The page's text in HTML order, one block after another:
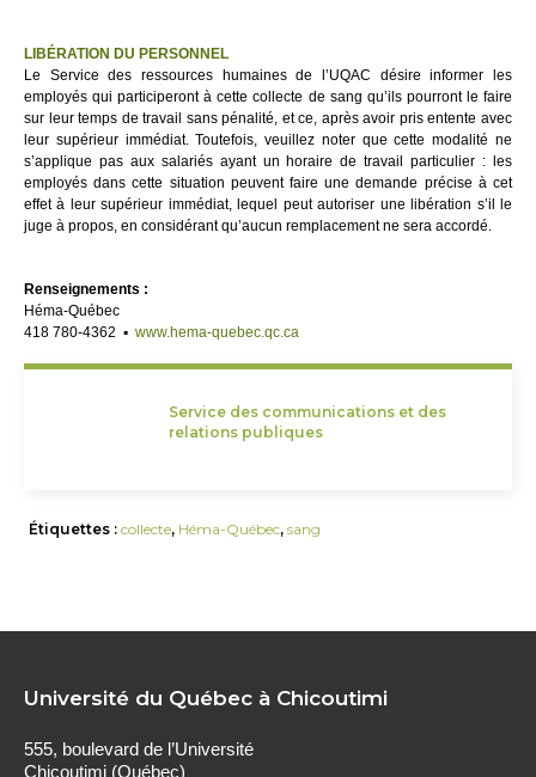
LIBÉRATION DU PERSONNEL
Le Service des ressources humaines de l’UQAC désire informer les
employés qui participeront à cette collecte de sang qu’ils pourront le faire
sur leur temps de travail sans pénalité, et ce, après avoir pris entente avec
leur supérieur immédiat. Toutefois, veuillez noter que cette modalité ne
s’applique pas aux salariés ayant un horaire de travail particulier : les
employés dans cette situation peuvent faire une demande précise à cet
effet à leur supérieur immédiat, lequel peut autoriser une libération s’il le
juge à propos, en considérant qu’aucun remplacement ne sera accordé.
Renseignements :
Héma-Québec
418 780-4362 ▪ www.hema-quebec.qc.ca
Service des communications et des
relations publiques
Étiquettes :collecte, Héma-Québec,sang
Université du Québec à Chicoutimi
555, boulevard de l’Université
Chicoutimi (Québec)